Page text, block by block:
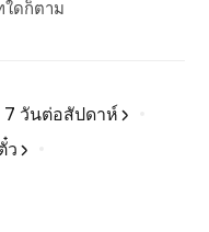
ใดก็ตาม
วันต่อสัปดาห์
ว